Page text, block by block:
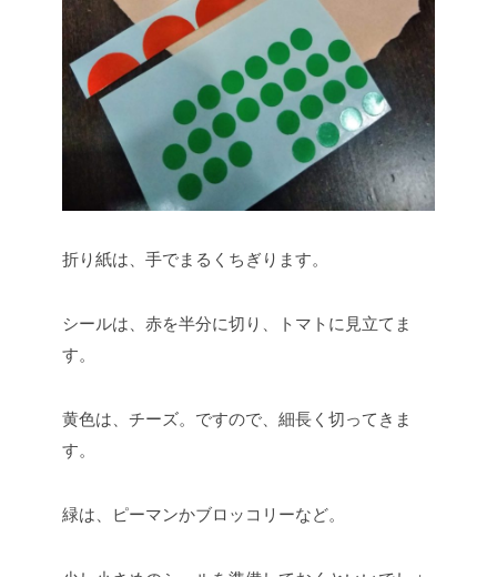
折り紙は、手でまるくちぎります。
シールは、赤を半分に切り、トマトに見立てま
す。
黄色は、チーズ。ですので、細長く切ってきま
す。
緑は、ピーマンかブロッコリーなど。